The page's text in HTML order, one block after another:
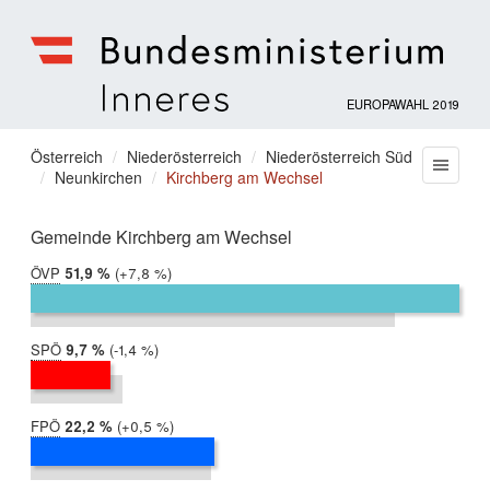
für
Inneres
EUROPAWAHL 2019
Sie
befinden
hier:
Österreich Niederösterreich
Niederösterreich Süd
Neunkirchen
Kirchberg am Wechsel
Gemeinde Kirchberg am Wechsel
ÖVP 2019:
51,9 %
2014:
44,0 %
Differenz:
+7,8 %
SPÖ 2019:
9,7 %
2014:
11,1 %
Differenz:
-1,4 %
FPÖ 2019:
22,2 %
2014:
21,8 %
Differenz:
+0,5 %